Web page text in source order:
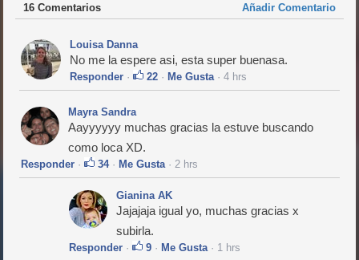
16 Comentarios Añadir Comentario
Louisa Danna
No me la espere asi, esta super buenasa.
Responder · 22 · Me Gusta · 4 hrs
Mayra Sandra
Aayyyyyy muchas gracias la estuve buscando
como loca XD.
Responder · 34· Me Gusta · 2 hrs
Gianina AK
Jajajaja igual yo, muchas gracias x
subirla.
Responder · 9 · Me Gusta · 1 hrs